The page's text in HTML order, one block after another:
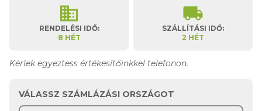
Kérlek egyeztess értékesítőinkkel telefonon.
business
RENDELÉSI IDŐ:
8 HÉT
local_shipping
SZÁLLÍTÁSI IDŐ:
2 HÉT
VÁLASSZ SZÁMLÁZÁSI ORSZÁGOT